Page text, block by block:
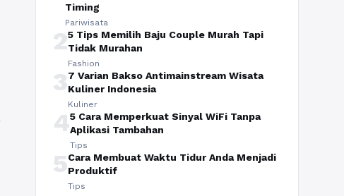
Timing
Pariwisata
25 Tips Memilih Baju Couple Murah Tapi
Tidak Murahan
Fashion
37 Varian Bakso Antimainstream Wisata
Kuliner Indonesia
Kuliner
45 Cara Memperkuat Sinyal WiFi Tanpa
Aplikasi Tambahan
Tips
5Cara Membuat Waktu Tidur Anda Menjadi
Produktif
Tips